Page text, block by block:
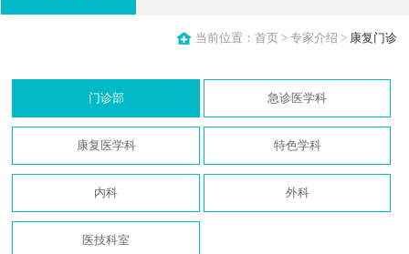
当前位置： 首页> 专家介绍 > 康复门诊
门诊部 急诊医学科
康复医学科 特色学科
内科 外科
医技科室